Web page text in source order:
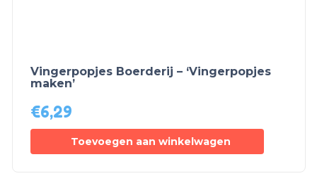
Vingerpopjes Boerderij – ‘Vingerpopjes
maken’
€6,29
Toevoegen aan winkelwagen